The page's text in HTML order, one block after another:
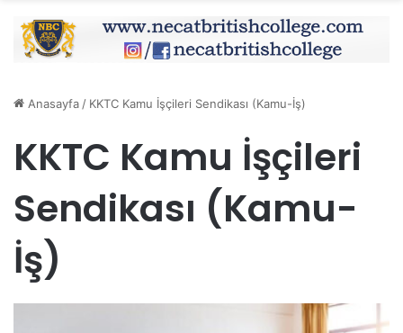
Anasayfa / KKTC Kamu İşçileri Sendikası (Kamu-İş)
KKTC Kamu İşçileri
Sendikası (Kamu-
İş)